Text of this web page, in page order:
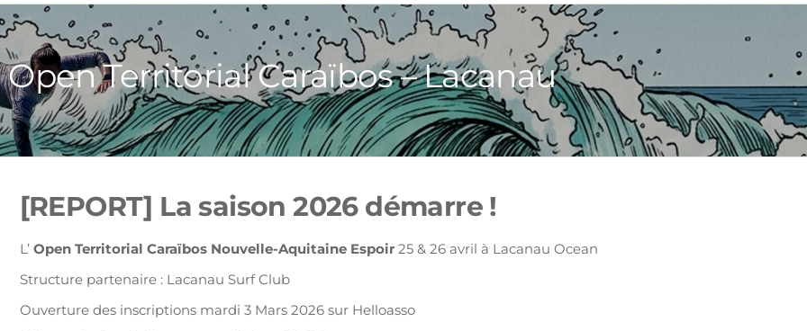
Open Territorial Caraïbos – Lacanau
[REPORT] La saison 2026 démarre !
L’ Open Territorial Caraïbos Nouvelle-Aquitaine Espoir25 & 26 avril à Lacanau Ocean
Structure partenaire : Lacanau Surf Club
Ouverture des inscriptions mardi 3 Mars 2026 sur Helloasso